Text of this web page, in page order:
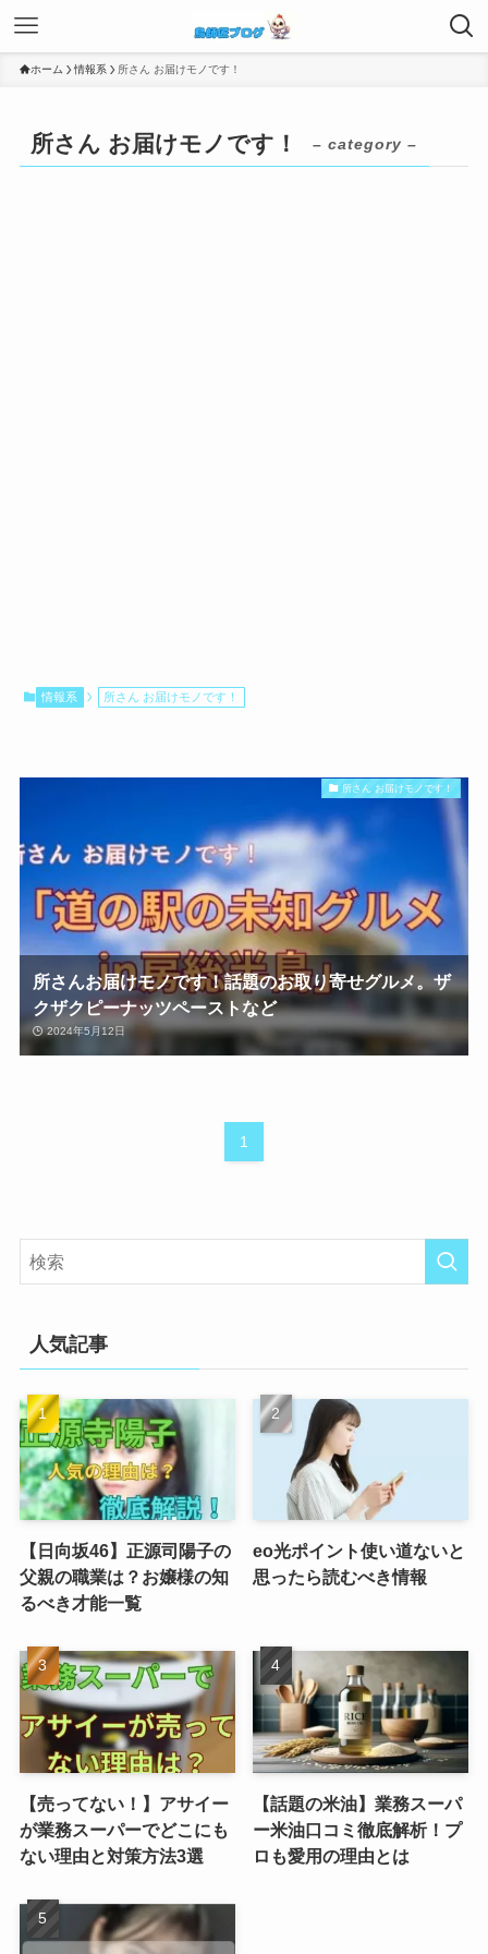
ホーム 情報系 所さん お届けモノです！
所さん お届けモノです！ – category –
情報系 所さん お届けモノです！
所さん お届けモノです！
所さんお届けモノです！話題のお取り寄せグルメ。ザ
クザクピーナッツペーストなど
2024年5月12日
1
人気記事
【日向坂46】正源司陽子の
父親の職業は？お嬢様の知
るべき才能一覧
eo光ポイント使い道ないと
思ったら読むべき情報
【売ってない！】アサイー
が業務スーパーでどこにも
ない理由と対策方法3選
【話題の米油】業務スーパ
ー米油口コミ徹底解析！プ
ロも愛用の理由とは